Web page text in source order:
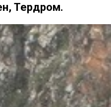
Тердром.